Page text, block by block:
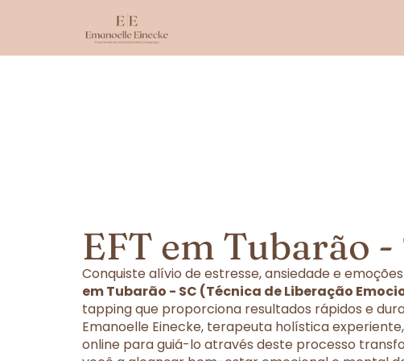
EFT em Tubarão -
Conquiste alívio de estresse, ansiedade e
em Tubarão - SC (Técnica de Liberação
tapping que proporciona resultados rápidos e
Emanoelle Einecke, terapeuta holística
online para guiá-lo através deste processo